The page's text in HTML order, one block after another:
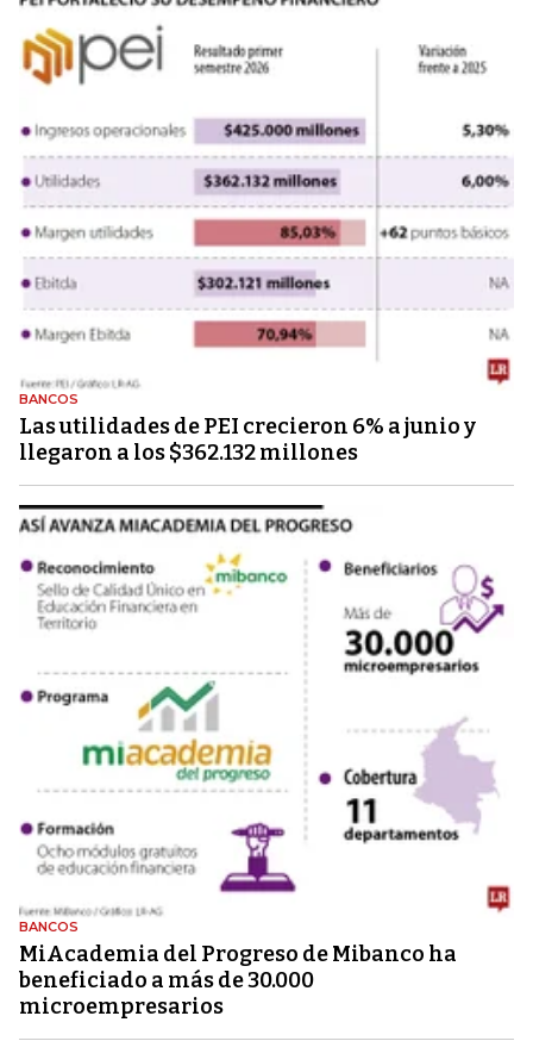
BANCOS
Las utilidades de PEI crecieron 6% a junio y
llegaron a los $362.132 millones
BANCOS
MiAcademia del Progreso de Mibanco ha
beneficiado a más de 30.000
microempresarios